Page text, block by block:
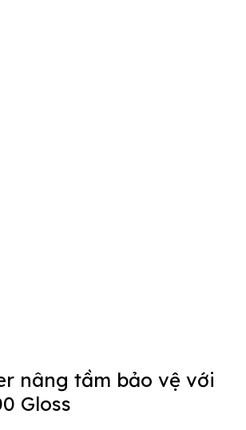
nâng tầm bảo vệ với
Gloss